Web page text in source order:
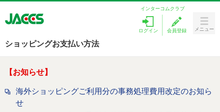
インターコムクラブ
ログイン 会員登録 メニュー
Menu
キャンペーン
ショッピングお支払い方法
お知らせ
海外ショッピングご利用分の事務処理費用改定のお知ら
せ